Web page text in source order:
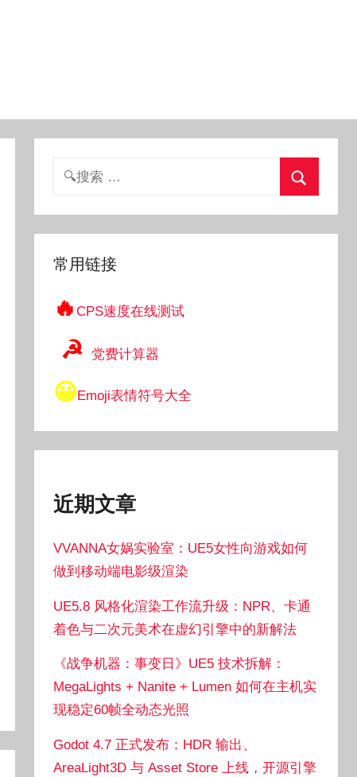
搜
常用链接
🔥CPS速度在线测试
☭ 党费计算器
😀Emoji表情符号大全
近期文章
VVANNA女娲实验室：UE5女性向游戏如何
做到移动端电影级渲染
UE5.8 风格化渲染工作流升级：NPR、卡通
着色与二次元美术在虚幻引擎中的新解法
《战争机器：事变日》UE5 技术拆解：
MegaLights + Nanite + Lumen 如何在主机实
现稳定60帧全动态光照
Godot 4.7 正式发布：HDR 输出、
AreaLight3D 与 Asset Store 上线，开源引擎